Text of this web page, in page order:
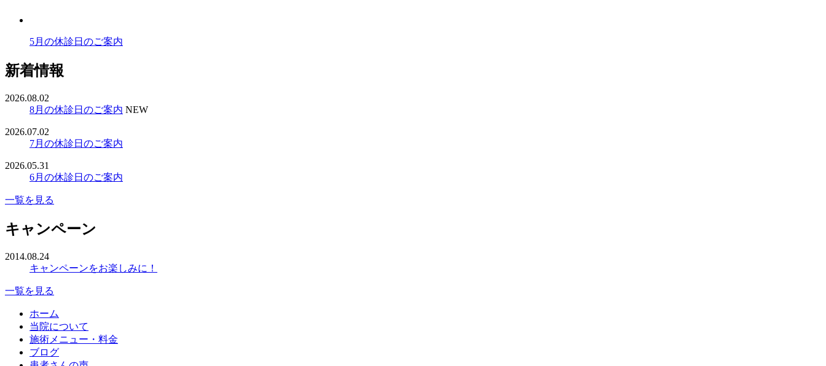
5月の休診日のご案内
新着情報
2026.08.02
8月の休診日のご案内 NEW
2026.07.02
7月の休診日のご案内
2026.05.31
6月の休診日のご案内
一覧を見る
キャンペーン
2014.08.24
キャンペーンをお楽しみに！
一覧を見る
ホーム
当院について
施術メニュー・料金
ブログ